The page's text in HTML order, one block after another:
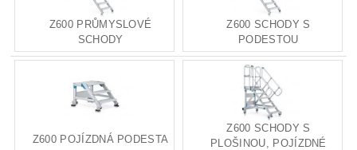
Z600 PRŮMYSLOVÉ
SCHODY
Z600 SCHODY S
PODESTOU
Z600 POJÍZDNÁ PODESTA
Z600 SCHODY S
PLOŠINOU, POJÍZDNÉ